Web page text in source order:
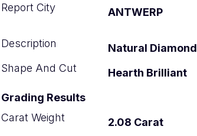
Report City
ANTWERP
Description
Natural Diamond
Shape And Cut
Hearth Brilliant
Grading Results
Carat Weight
2.08 Carat